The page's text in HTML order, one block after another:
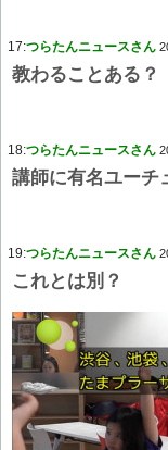
17:つらたんニュースさん
教わることある？
18:つらたんニュースさん
講師に有名ユーチ
19:つらたんニュースさん
これとは別？